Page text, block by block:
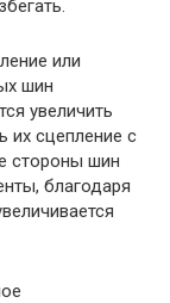
или
шин
увеличить
их сцепление с
стороны шин
благодаря